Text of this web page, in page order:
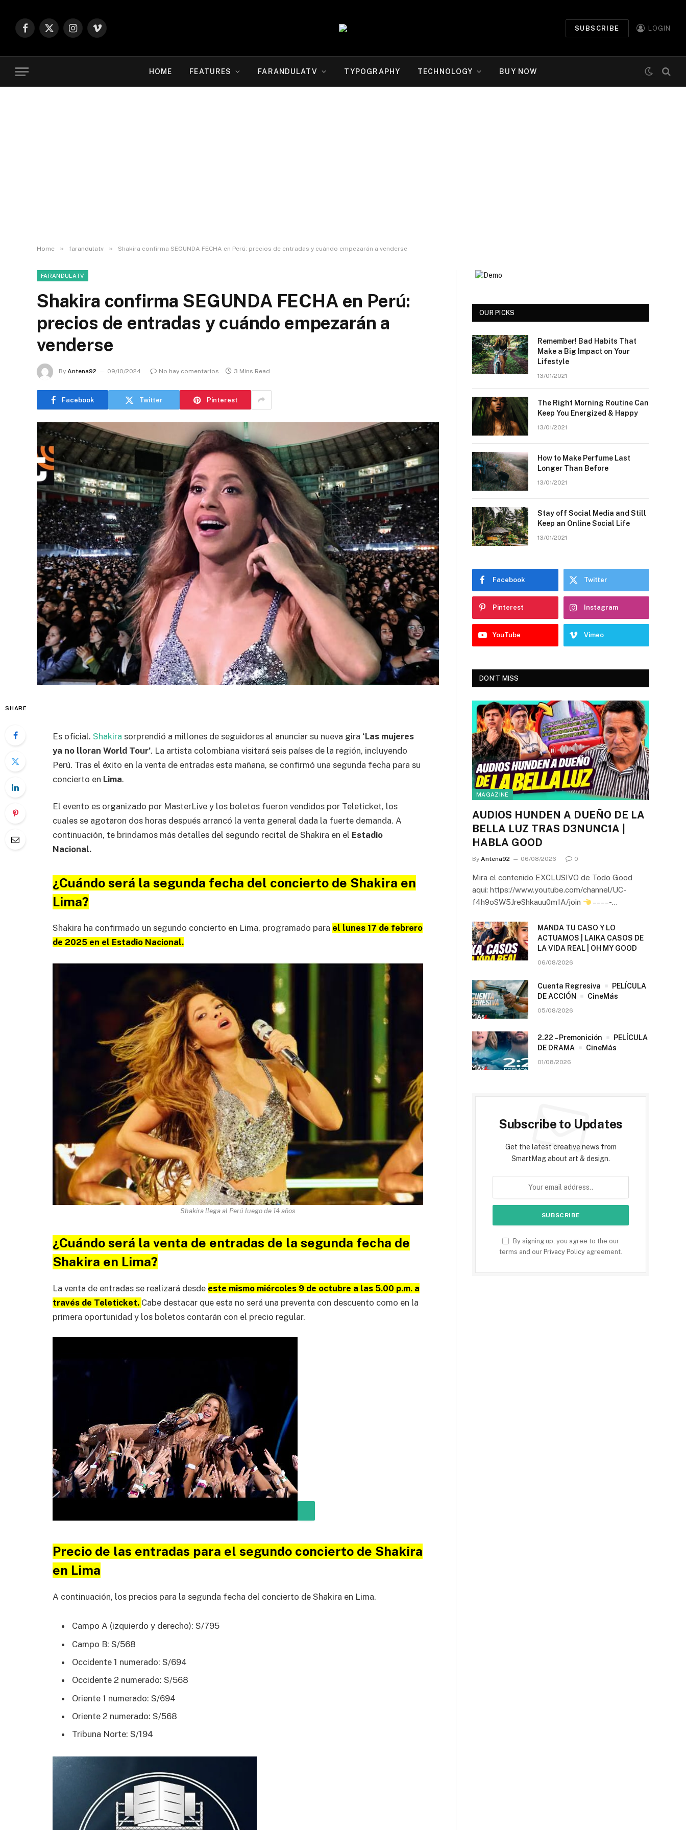
Facebook
X
Instagram
Vimeo
SUBSCRIBE LOGIN
HOME FEATURES FARANDULATV TYPOGRAPHY TECHNOLOGY BUY NOW
Home » farandulatv » Shakira confirma SEGUNDA FECHA en Perú: precios de entradas y cuándo empezarán a venderse
FARANDULATV
Shakira confirma SEGUNDA FECHA en Perú:
precios de entradas y cuándo empezarán a
venderse
By Antena92 09/10/2024 No hay comentarios 3 Mins Read
Facebook Twitter Pinterest
SHARE
Es oficial. Shakira sorprendió a millones de seguidores al anunciar su nueva gira ‘Las mujeres
ya no lloran World Tour’. La artista colombiana visitará seis países de la región, incluyendo
Perú. Tras el éxito en la venta de entradas esta mañana, se confirmó una segunda fecha para su
concierto en Lima.
El evento es organizado por MasterLive y los boletos fueron vendidos por Teleticket, los
cuales se agotaron dos horas después arrancó la venta general dada la fuerte demanda. A
continuación, te brindamos más detalles del segundo recital de Shakira en el Estadio
Nacional.
¿Cuándo será la segunda fecha del concierto de Shakira en
Lima?
Shakira ha confirmado un segundo concierto en Lima, programado para el lunes 17 de febrero
de 2025 en el Estadio Nacional.
Shakira llega al Perú luego de 14 años
¿Cuándo será la venta de entradas de la segunda fecha de
Shakira en Lima?
La venta de entradas se realizará desde este mismo miércoles 9 de octubre a las 5.00 p.m. a
través de Teleticket. Cabe destacar que esta no será una preventa con descuento como en la
primera oportunidad y los boletos contarán con el precio regular.
Precio de las entradas para el segundo concierto de Shakira
en Lima
A continuación, los precios para la segunda fecha del concierto de Shakira en Lima.
Campo A (izquierdo y derecho): S/795
Campo B: S/568
Occidente 1 numerado: S/694
Occidente 2 numerado: S/568
Oriente 1 numerado: S/694
Oriente 2 numerado: S/568
Tribuna Norte: S/194
OUR PICKS
Remember! Bad Habits That
Make a Big Impact on Your
Lifestyle
13/01/2021
The Right Morning Routine Can
Keep You Energized & Happy
13/01/2021
How to Make Perfume Last
Longer Than Before
13/01/2021
Stay off Social Media and Still
Keep an Online Social Life
13/01/2021
Facebook Twitter
Pinterest Instagram
YouTube Vimeo
DON'T MISS
MAGAZINE
AUDIOS HUNDEN A DUEÑO DE LA
BELLA LUZ TRAS D3NUNC1A |
HABLA GOOD
By Antena92 06/08/2026 0
Mira el contenido EXCLUSIVO de Todo Good
aqui: https://www.youtube.com/channel/UC-
f4h9oSW5JreShkauu0m1A/join
– – – – -…
MANDA TU CASO Y LO
ACTUAMOS | LAIKA CASOS DE
LA VIDA REAL | OH MY GOOD
06/08/2026
Cuenta Regresiva
PELÍCULA
DE ACCIÓN
CineMás
05/08/2026
2.22 – Premonición
PELÍCULA
DE DRAMA
CineMás
01/08/2026
Subscribe to Updates
Get the latest creative news from
SmartMag about art & design.
By signing up, you agree to the our
terms and our Privacy Policy agreement.